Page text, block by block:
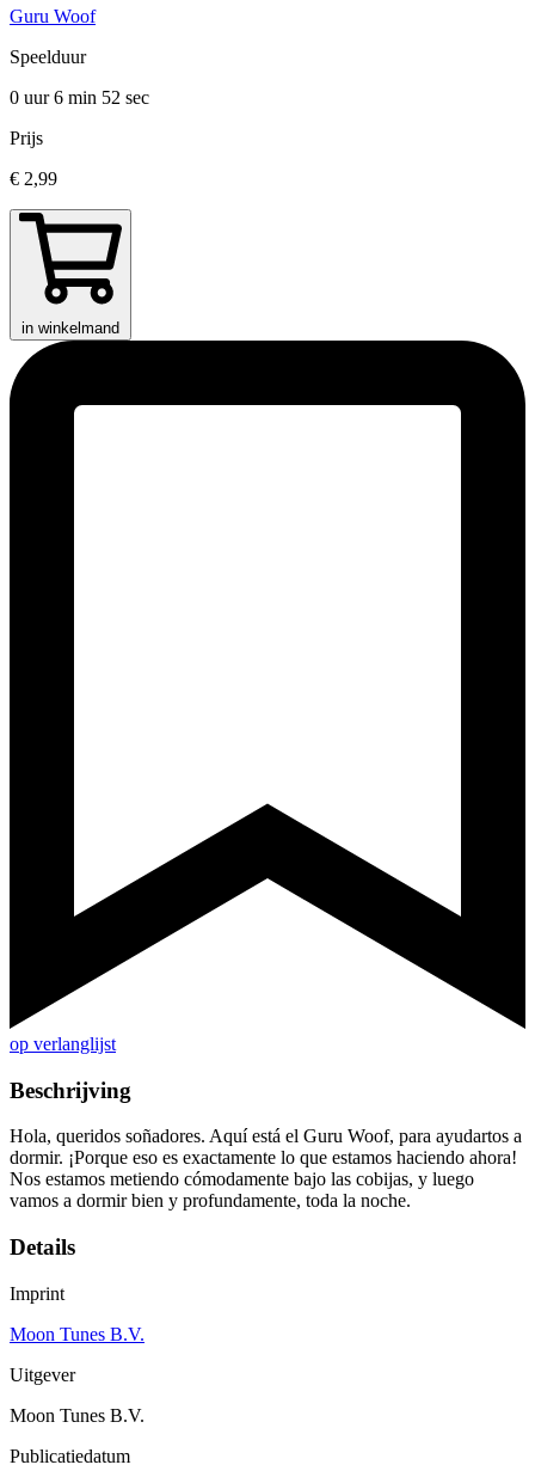
Guru Woof
Speelduur
0 uur 6 min 52 sec
Prijs
€ 2,99
in winkelmand
op verlanglijst
Beschrijving
Hola, queridos soñadores. Aquí está el Guru Woof, para ayudartos a
dormir. ¡Porque eso es exactamente lo que estamos haciendo ahora!
Nos estamos metiendo cómodamente bajo las cobijas, y luego
vamos a dormir bien y profundamente, toda la noche.
Details
Imprint
Moon Tunes B.V.
Uitgever
Moon Tunes B.V.
Publicatiedatum